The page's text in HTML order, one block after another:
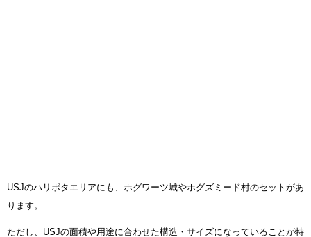
USJのハリポタエリアにも、ホグワーツ城やホグズミード村のセットがあ
ります。
ただし、USJの面積や用途に合わせた構造・サイズになっていることが特